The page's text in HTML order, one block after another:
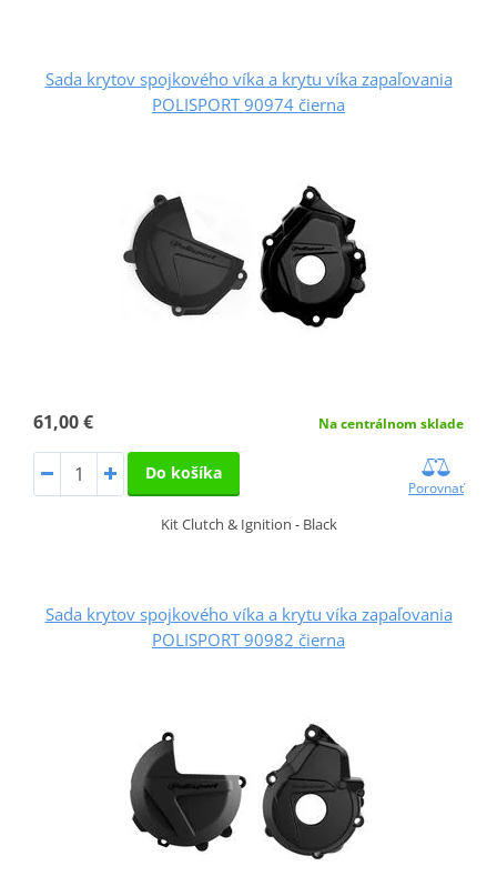
Sada krytov spojkového víka a krytu víka zapaľovania
POLISPORT 90974 čierna
61,00 € Na centrálnom sklade
Do košíka
Porovnať
Kit Clutch & Ignition - Black
Sada krytov spojkového víka a krytu víka zapaľovania
POLISPORT 90982 čierna